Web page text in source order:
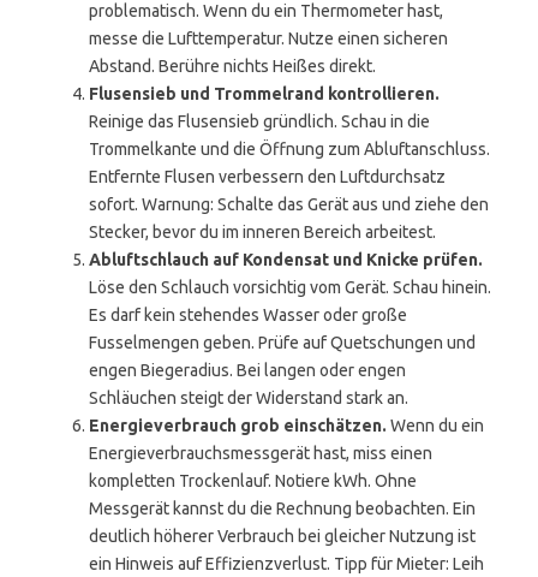
problematisch. Wenn du ein Thermometer hast,
messe die Lufttemperatur. Nutze einen sicheren
Abstand. Berühre nichts Heißes direkt.
Flusensieb und Trommelrand kontrollieren.
Reinige das Flusensieb gründlich. Schau in die
Trommelkante und die Öffnung zum Abluftanschluss.
Entfernte Flusen verbessern den Luftdurchsatz
sofort. Warnung: Schalte das Gerät aus und ziehe den
Stecker, bevor du im inneren Bereich arbeitest.
Abluftschlauch auf Kondensat und Knicke prüfen.
Löse den Schlauch vorsichtig vom Gerät. Schau hinein.
Es darf kein stehendes Wasser oder große
Fusselmengen geben. Prüfe auf Quetschungen und
engen Biegeradius. Bei langen oder engen
Schläuchen steigt der Widerstand stark an.
Energieverbrauch grob einschätzen. Wenn du ein
Energieverbrauchsmessgerät hast, miss einen
kompletten Trockenlauf. Notiere kWh. Ohne
Messgerät kannst du die Rechnung beobachten. Ein
deutlich höherer Verbrauch bei gleicher Nutzung ist
ein Hinweis auf Effizienzverlust. Tipp für Mieter: Leih